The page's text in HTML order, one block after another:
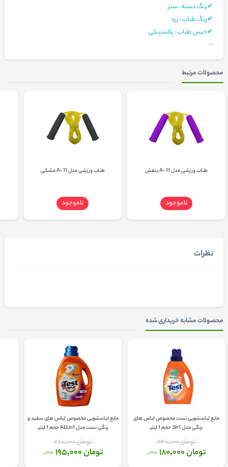
✔رنگ دسته : سبز
✔رنگ طناب : زرد
✔جنس طناب : پلاستیکی
...
محصولات مرتبط
طناب ورزشی مدل A-11 بنفش
ناموجود
طناب ورزشی مدل A-11 مشکی
ناموجود
نظرات
محصولات مشابه خریداری شده
مایع لباسشویی تست مخصوص لباس های
رنگی مدل 2in1 حجم 1 لیتر
تومان 230,000
تومان 180,000 تومان
مایع لباسشویی مخصوص لباس های سفید و
رنگی تست مدل ALLin1 حجم 1 لیتر
تومان 280,000
تومان 195,000 تومان